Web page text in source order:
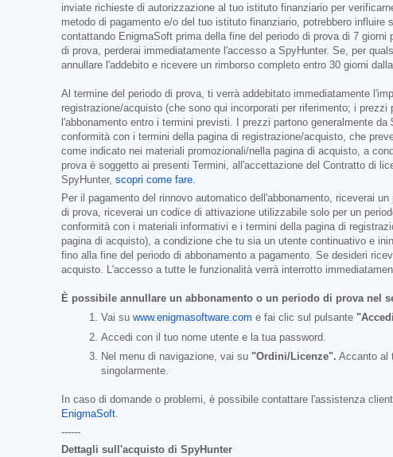
inviate richieste di autorizzazione al tuo istituto finanziario per
metodo di pagamento e/o del tuo istituto finanziario, potrebbero
contattando EnigmaSoft prima della fine del periodo di prova di 7
di prova, perderai immediatamente l'accesso a SpyHunter. Se, per
annullare l'addebito e ricevere un rimborso completo entro 30 giorni
Al termine del periodo di prova, ti verrà addebitato immediatamente
registrazione/acquisto (che sono qui incorporati per riferimento; i
l'abbonamento entro i termini previsti. I prezzi partono generalmente da
conformità con i termini della pagina di registrazione/acquisto, che
come indicato nei materiali promozionali/nella pagina di acquisto, a
prova è soggetto ai presenti Termini, all'accettazione del Contratto di
SpyHunter, scopri come fare.
Per il pagamento del rinnovo automatico dell'abbonamento, riceverai
di prova, riceverai un codice di attivazione utilizzabile solo per un
conformità con i materiali informativi e i termini della pagina di
pagina di acquisto), a condizione che tu sia un utente continuativo e
fino alla fine del periodo di abbonamento a pagamento. Se desideri
acquisto. L'accesso a tutte le funzionalità verrà interrotto
È possibile annullare un abbonamento o un periodo di prova nel
Vai su www.enigmasoftware.com e fai clic sul pulsante
Accedi con il tuo nome utente e la tua password.
Nel menu di navigazione, vai su "Ordini/Licenze". Accanto al
singolarmente.
In caso di domande o problemi, è possibile contattare l'assistenza
EnigmaSoft
------
Dettagli sull'acquisto di SpyHunter